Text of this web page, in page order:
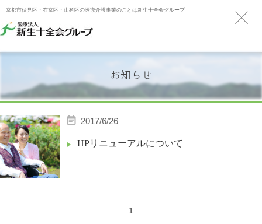
京都市伏見区・右京区・山科区の医療介護事業のことは新生十全会グループ
お知らせ
2017/6/26
HPリニューアルについて
1